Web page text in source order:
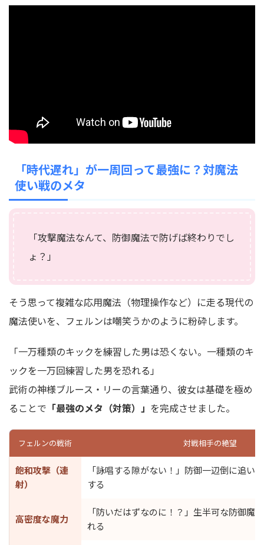
「時代遅れ」が一周回って最強に？対魔法
使い戦のメタ
「攻撃魔法なんて、防御魔法で防げば終わりでし
ょ？」
そう思って複雑な応用魔法（物理操作など）に走る現代の
魔法使いを、フェルンは嘲笑うかのように粉砕します。
「一万種類のキックを練習した男は恐くない。一種類のキ
ックを一万回練習した男を恐れる」
武術の神様ブルース・リーの言葉通り、彼女は基礎を極め
ることで 「最強のメタ（対策）」 を完成させました。
フェルンの戦術 対戦相手の絶望
飽和攻撃（連
射）
「詠唱する隙がない！」防御一辺倒に追い
する
高密度な魔力
「防いだはずなのに！？」生半可な防御魔
れる